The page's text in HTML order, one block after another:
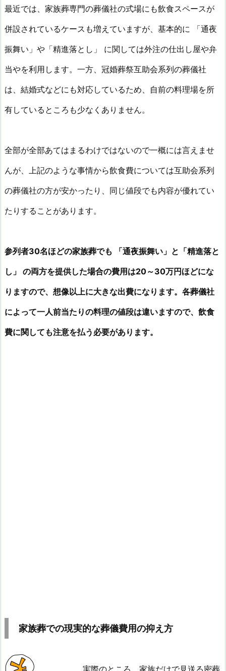
最近では、家族葬専門の葬儀社の式場にも飲食スペースが
併設されているケースも増えていますが、基本的に 「通夜
振舞い」や「精進落とし」 に関しては外注の仕出し屋や弁
当やを利用します。一方、冠婚葬祭互助会系列の葬儀社
は、結婚式などにも対応しているため、自前の料理場を所
有しているところも少なくありません。
全部が全部あてはまるわけではないので一概には言えませ
んが、上記のような事情から飲食費については互助会系列
の葬儀社の方が安かったり、同じ値段でも内容が優れてい
たりすることがあります。
参列者30名ほどの家族葬でも 「通夜振舞い」と「精進落と
し」 の両方を提供した場合の費用は20～30万円ほどにな
りますので、想像以上に大きな出費になります。各葬儀社
によって一人前当たりの料理の値段は違いますので、飲食
費に関しても注意を払う必要があります。
家族葬での現実的な葬儀費用の抑え方
実際のところ、家族だけで見送る密葬